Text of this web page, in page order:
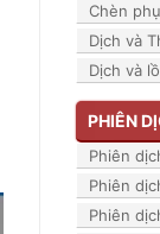
Chèn
Dịch và
Dịch và
PHIÊN
Phiên
Phiên
Phiên